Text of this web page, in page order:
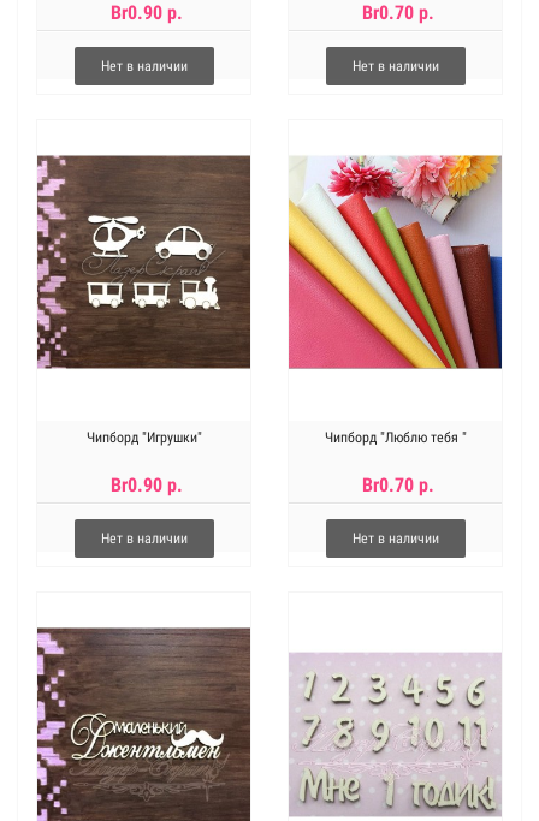
Br0.90 р.
Нет в наличии
Br0.70 р.
Нет в наличии
Чипборд "Игрушки"
Br0.90 р.
Нет в наличии
Чипборд "Люблю тебя "
Br0.70 р.
Нет в наличии